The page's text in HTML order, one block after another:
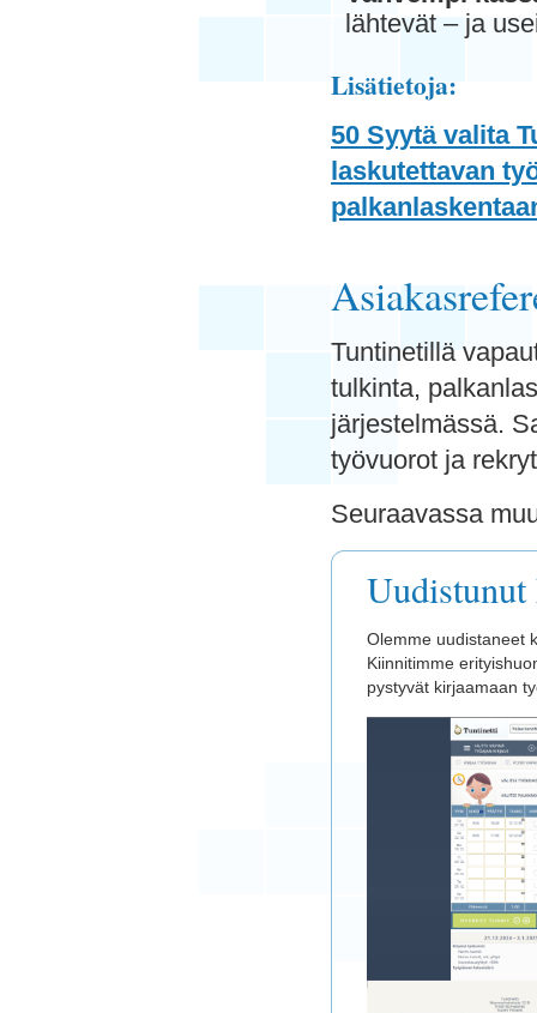
lähtevät – ja
Lisätietoja:
50 Syytä valita
laskutettavan
Tuntinetillä
tulkinta,
järjestelmässä.
työvuorot ja
Seuraavassa
Olemme uudistaneet
Kiinnitimme
pystyvät kirjaamaan